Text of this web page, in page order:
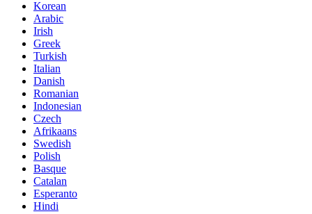
Korean
Arabic
Irish
Greek
Turkish
Italian
Danish
Romanian
Indonesian
Czech
Afrikaans
Swedish
Polish
Basque
Catalan
Esperanto
Hindi